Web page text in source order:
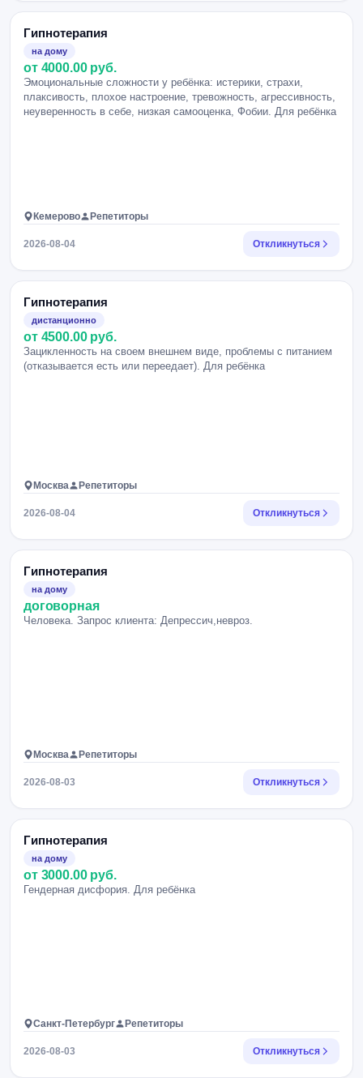
Гипнотерапия
на дому
от 4000.00 руб.
Эмоциональные сложности у ребёнка: истерики, страхи,
плаксивость, плохое настроение, тревожность, агрессивность,
неуверенность в себе, низкая самооценка, Фобии. Для ребёнка
Кемерово Репетиторы
2026-08-04 Откликнуться
Гипнотерапия
дистанционно
от 4500.00 руб.
Зацикленность на своем внешнем виде, проблемы с питанием
(отказывается есть или переедает). Для ребёнка
Москва Репетиторы
2026-08-04 Откликнуться
Гипнотерапия
на дому
договорная
Человека. Запрос клиента: Депрессич,невроз.
Москва Репетиторы
2026-08-03 Откликнуться
Гипнотерапия
на дому
от 3000.00 руб.
Гендерная дисфория. Для ребёнка
Санкт-Петербург Репетиторы
2026-08-03 Откликнуться